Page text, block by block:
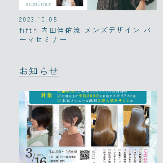
2023.10.05
fifth 内田佳佑流 メンズデザイン パ
ーマセミナー
お知らせ